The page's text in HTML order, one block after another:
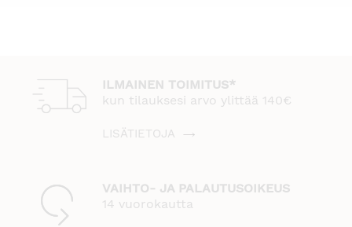
ILMAINEN TOIMITUS*
kun tilauksesi arvo ylittää 140€
LISÄTIETOJA
VAIHTO- JA PALAUTUSOIKEUS
14 vuorokautta